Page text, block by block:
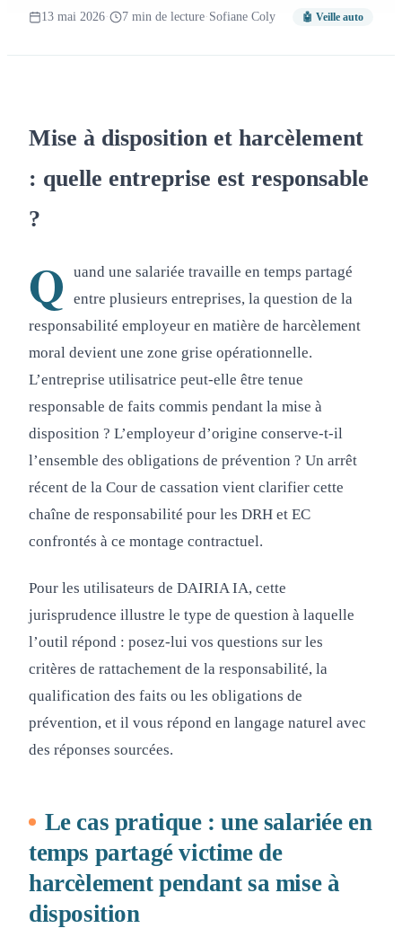
13 mai 2026· 7 min de lecture·Sofiane Coly 🤖 Veille auto
Mise à disposition et harcèlement
: quelle entreprise est responsable
?
Q
uand une salariée travaille en temps partagé
entre plusieurs entreprises, la question de la
responsabilité employeur en matière de harcèlement
moral devient une zone grise opérationnelle.
L’entreprise utilisatrice peut-elle être tenue
responsable de faits commis pendant la mise à
disposition ? L’employeur d’origine conserve-t-il
l’ensemble des obligations de prévention ? Un arrêt
récent de la Cour de cassation vient clarifier cette
chaîne de responsabilité pour les DRH et EC
confrontés à ce montage contractuel.
Pour les utilisateurs de DAIRIA IA, cette
jurisprudence illustre le type de question à laquelle
l’outil répond : posez-lui vos questions sur les
critères de rattachement de la responsabilité, la
qualification des faits ou les obligations de
prévention, et il vous répond en langage naturel avec
des réponses sourcées.
Le cas pratique : une salariée en
temps partagé victime de
harcèlement pendant sa mise à
disposition